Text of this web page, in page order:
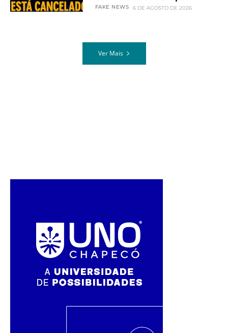
FAKE NEWS 6 DE AGOSTO DE 2026
Ver Mais